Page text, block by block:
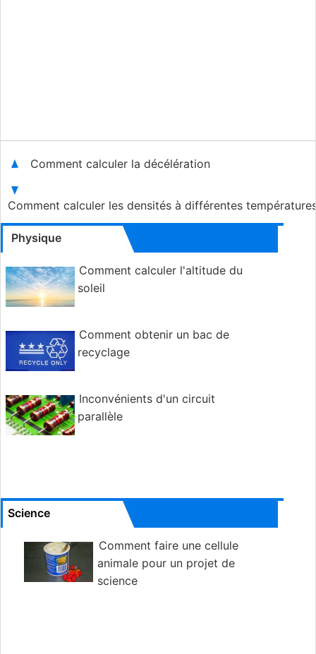
Comment calculer la décélération
Comment calculer les densités à différentes
Physique
Comment calculer l'altitude du
soleil
Comment obtenir un bac de
recyclage
Inconvénients d'un circuit
parallèle
Science
Comment faire une cellule
animale pour un projet de
science